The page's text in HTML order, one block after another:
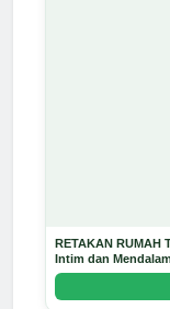
RETAKAN RUMAH
Intim dan